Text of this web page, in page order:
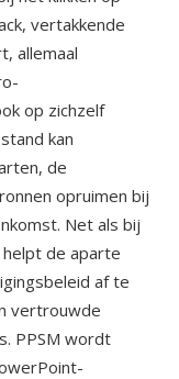
vertakkende
allemaal
op zichzelf
kan
de
opruimen bij
Net als bij
de aparte
af te
vertrouwde
PPSM wordt